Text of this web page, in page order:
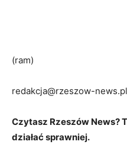
(ram)
redakcja@rzeszow-news.pl
Czytasz Rzeszów News?
działać sprawniej.